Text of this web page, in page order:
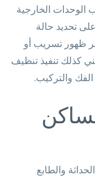
الوحدات الخارجية
تحديد حالة
ظهور تسريب أو
كذلك تنفيذ تنظيف
والتركيب.
والطابع